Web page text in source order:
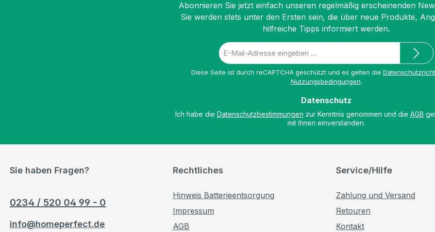
Abonnieren Sie jetzt einfach unseren regelmäßig erscheinenden
Sie werden stets unter den Ersten sein, die über neue Produkte,
hilfreiche Tipps informiert werden.
E-
Mail-
Diese Seite ist durch reCAPTCHA geschützt und es gelten die
Nutzungsbedingungen.
Datenschutz
Ich habe die Datenschutzbestimmungen zur Kenntnis genommen und die AGB
mit ihnen einverstanden.
Sie haben Fragen?
0234 / 520 04 99 - 0
info@homeperfect.de
Rechtliches
Hinweis Batterieentsorgung
Impressum
AGB
Service/Hilfe
Zahlung und Versand
Retouren
Kontakt